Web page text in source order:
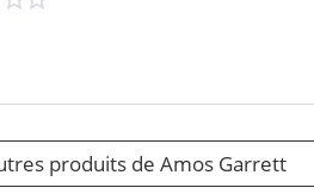
produits de Amos Garrett